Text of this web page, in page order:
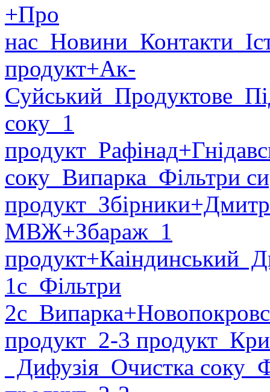
+Про
нас Новини Контакти
продукт+Ак-
Суйський Продуктове
соку 1
продукт Рафінад
соку Випарка Фільтри
продукт Збірники
МВЖ+Збараж 1
продукт+Каіндинський
1с Фільтри
2с Випарка
продукт 2-3 продукт
Дифузія Очистка соку